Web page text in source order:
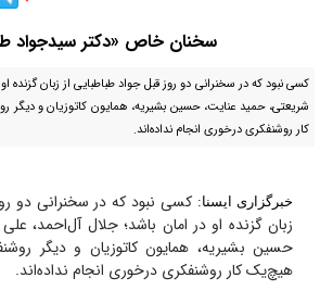
سخنان خاص «دکتر سیدجواد
کسی نبود که در سخنرانی دو روز قبل جواد طباطبایی از زبان گزنده
شریعتی، حمید عنایت، حسین بشیریه، همایون کاتوزیان و دیگر
کار روشنفکری درخوری انجام نداده‌اند.
خبرگزاری ایسنا: کسی نبود که در سخنرانی دو
زبان گزنده او در امان باشد؛ جلال آل‌احمد،
حسین بشیریه، همایون کاتوزیان و دیگر
هیچ‌یک کار روشنفکری درخوری انجام نداده‌اند.